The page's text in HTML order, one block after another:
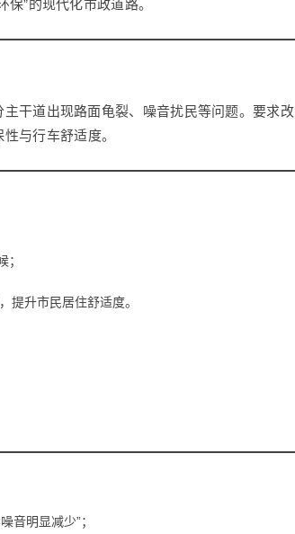
”的现代化市政道路。
干道出现路面龟裂、噪音扰民等问题。要求改
与行车舒适度。
提升市民居住舒适度。
音明显减少”；